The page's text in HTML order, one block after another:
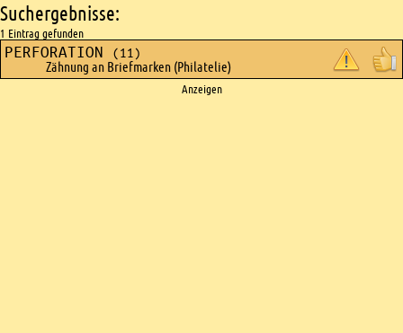
Suchergebnisse:
1 Eintrag gefunden
PERFORATION (11)
Zähnung an Briefmarken (Philatelie)
Anzeigen